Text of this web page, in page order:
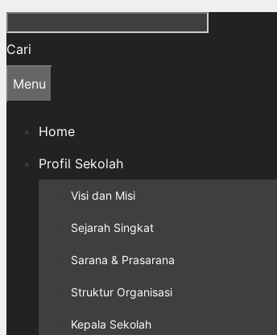
Cari
Menu
Home
Profil Sekolah
Visi dan Misi
Sejarah Singkat
Sarana & Prasarana
Struktur Organisasi
Kepala Sekolah